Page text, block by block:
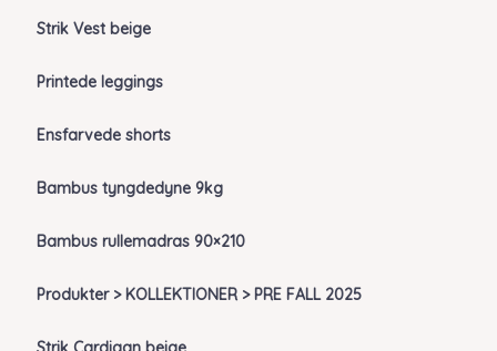
Strik Vest beige
Printede leggings
Ensfarvede shorts
Bambus tyngdedyne 9kg
Bambus rullemadras 90×210
Produkter > KOLLEKTIONER > PRE FALL 2025